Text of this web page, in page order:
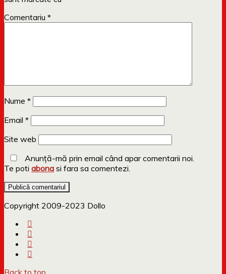
Comentariu *
Nume *
Email *
Site web
Anunță-mă prin email când apar comentarii noi.
Te poti abona si fara sa comentezi.
Copyright 2009-2023 Dollo